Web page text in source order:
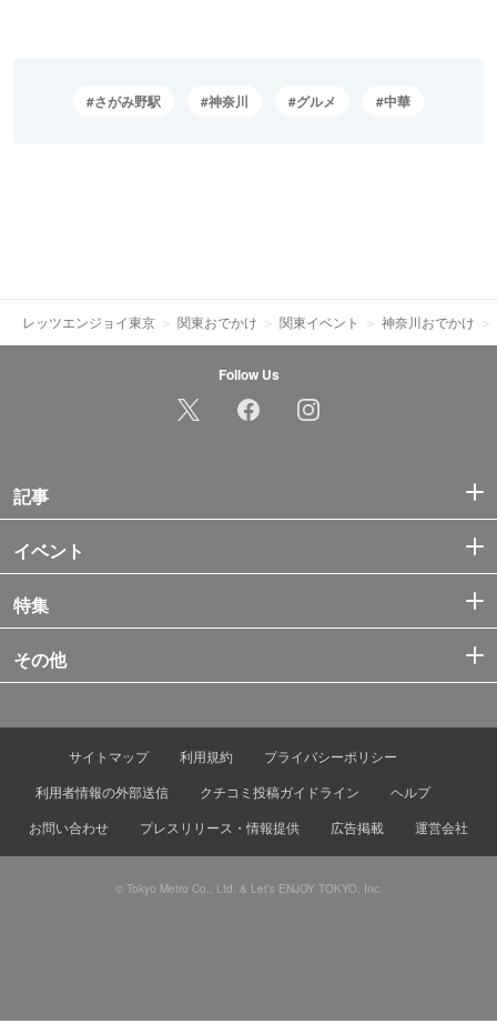
さがみ野駅 神奈川 グルメ 中華
レッツエンジョイ東京 関東おでかけ 関東イベント 神奈川おでかけ
Follow Us
記事
イベント
特集
その他
サイトマップ 利用規約
プライバシーポリシー
利用者情報の外部送信
クチコミ投稿ガイドライン
ヘルプ
お問い合わせ
プレスリリース・情報提供 広告掲載 運営会社
© Tokyo Metro Co., Ltd. & Let’s ENJOY TOKYO, Inc.